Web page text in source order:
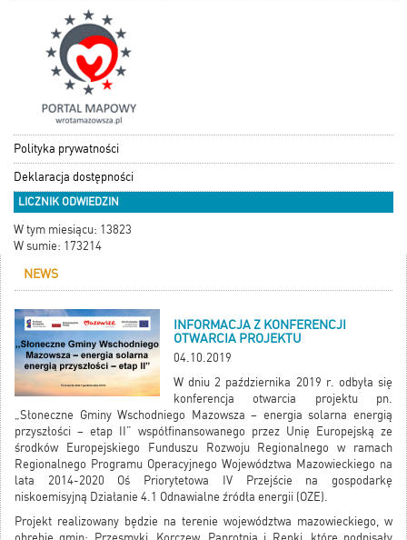
Polityka prywatności
Deklaracja dostępności
LICZNIK ODWIEDZIN
W tym miesiącu: 13823
W sumie: 173214
NEWS
INFORMACJA Z KONFERENCJI
OTWARCIA PROJEKTU
04.10.2019
W dniu 2 października 2019 r. odbyła się
konferencja otwarcia projektu pn.
„Słoneczne Gminy Wschodniego Mazowsza – energia solarna energią
przyszłości – etap II” współfinansowanego przez Unię Europejską ze
środków Europejskiego Funduszu Rozwoju Regionalnego w ramach
Regionalnego Programu Operacyjnego Województwa Mazowieckiego na
lata 2014-2020 Oś Priorytetowa IV Przejście na gospodarkę
niskoemisyjną Działanie 4.1 Odnawialne źródła energii (OZE).
Projekt realizowany będzie na terenie województwa mazowieckiego, w